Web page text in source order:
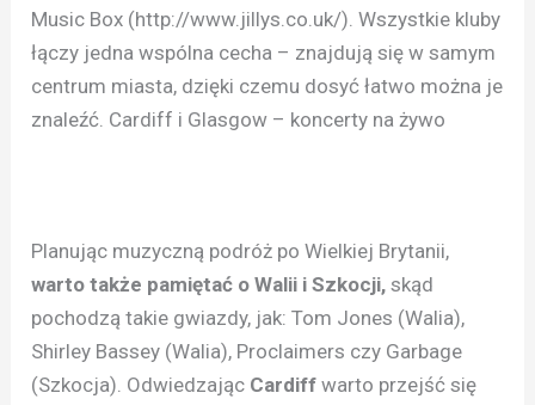
Music Box (http://www.jillys.co.uk/). Wszystkie kluby
łączy jedna wspólna cecha – znajdują się w samym
centrum miasta, dzięki czemu dosyć łatwo można je
znaleźć. Cardiff i Glasgow – koncerty na żywo
Planując muzyczną podróż po Wielkiej Brytanii,
warto także pamiętać o Walii i Szkocji, skąd
pochodzą takie gwiazdy, jak: Tom Jones (Walia),
Shirley Bassey (Walia), Proclaimers czy Garbage
(Szkocja). Odwiedzając Cardiff warto przejść się